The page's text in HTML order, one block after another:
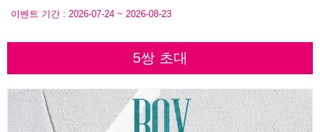
이벤트 기간 : 2026-07-24 ~ 2026-08-23
5쌍 초대